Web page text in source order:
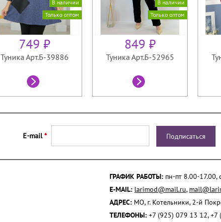
В наличии
Только оптом
749 ₽
Туника Арт.Б-39886
В наличии
Только оптом
849 ₽
Туника Арт.Б-52965
E-mail*
ГРАФИК РАБОТЫ: пн-пт 8.00-17.00,
E-MAIL: larimod@mail.ru,
АДРЕС: МО, г. Котельники, 2-й
ТЕЛЕФОНЫ: +7 (925) 079 13 12,